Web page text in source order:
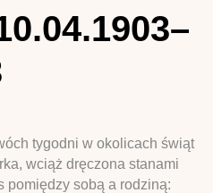
tygodni w okolicach świąt
wciąż dręczona stanami
pomiędzy sobą a rodziną: